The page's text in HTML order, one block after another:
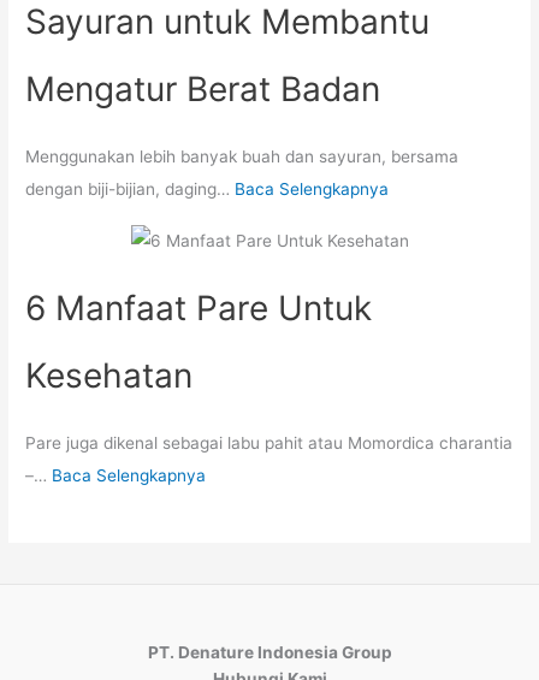
Sayuran untuk Membantu
Mengatur Berat Badan
Menggunakan lebih banyak buah dan sayuran, bersama
dengan biji-bijian, daging… Baca Selengkapnya
6 Manfaat Pare Untuk
Kesehatan
Pare juga dikenal sebagai labu pahit atau Momordica charantia
–… Baca Selengkapnya
PT. Denature Indonesia Group